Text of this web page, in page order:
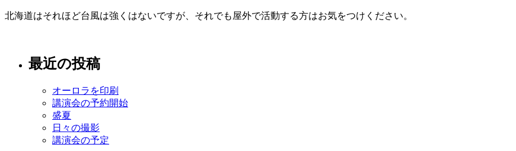
北海道はそれほど台風は強くはないですが、それでも屋外で活動する方はお気をつけください。
最近の投稿
オーロラを印刷
講演会の予約開始
盛夏
日々の撮影
講演会の予定